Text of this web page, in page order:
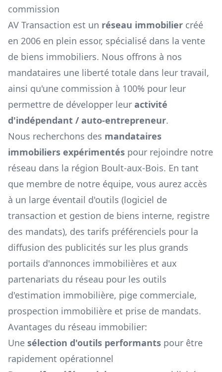
commission
AV Transaction est un réseau immobilier créé
en 2006 en plein essor, spécialisé dans la vente
de biens immobiliers. Nous offrons à nos
mandataires une liberté totale dans leur travail,
ainsi qu'une commission à 100% pour leur
permettre de développer leur activité
d'indépendant / auto-entrepreneur.
Nous recherchons des mandataires
immobiliers expérimentés pour rejoindre notre
réseau dans la région Boult-aux-Bois. En tant
que membre de notre équipe, vous aurez accès
à un large éventail d'outils (logiciel de
transaction et gestion de biens interne, registre
des mandats), des tarifs préférenciels pour la
diffusion des publicités sur les plus grands
portails d'annonces immobilières et aux
partenariats du réseau pour les outils
d'estimation immobilière, pige commerciale,
prospection immobilière et prise de mandats.
Avantages du réseau immobilier:
Une sélection d'outils performants pour être
rapidement opérationnel